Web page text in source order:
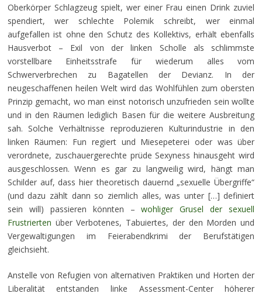
Oberkörper Schlagzeug spielt, wer einer Frau einen Drink zuviel
spendiert, wer schlechte Polemik schreibt, wer einmal
aufgefallen ist ohne den Schutz des Kollektivs, erhält ebenfalls
Hausverbot – Exil von der linken Scholle als schlimmste
vorstellbare Einheitsstrafe für wiederum alles vom
Schwerverbrechen zu Bagatellen der Devianz. In der
neugeschaffenen heilen Welt wird das Wohlfühlen zum obersten
Prinzip gemacht, wo man einst notorisch unzufrieden sein wollte
und in den Räumen lediglich Basen für die weitere Ausbreitung
sah. Solche Verhältnisse reproduzieren Kulturindustrie in den
linken Räumen: Fun regiert und Miesepeterei oder was über
verordnete, zuschauergerechte prüde Sexyness hinausgeht wird
ausgeschlossen. Wenn es gar zu langweilig wird, hängt man
Schilder auf, dass hier theoretisch dauernd „sexuelle Übergriffe“
(und dazu zählt dann so ziemlich alles, was unter […] definiert
sein will) passieren könnten –wohliger Grusel der sexuell
Frustrierten über Verbotenes, Tabuiertes, der den Morden und
Vergewaltigungen im Feierabendkrimi der Berufstätigen
gleichsieht.
Anstelle von Refugien von alternativen Praktiken und Horten der
Liberalität entstanden linke Assessment-Center höherer